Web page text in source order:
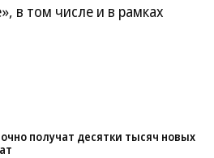
в том числе и в рамках
получат десятки тысяч новых